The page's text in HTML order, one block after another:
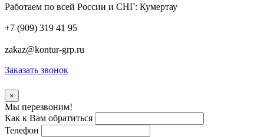
Работаем по всей России и СНГ: Кумертау
+7 (909) 319 41 95
zakaz@kontur-grp.ru
Заказать звонок
×
Мы перезвоним!
Как к Вам обратиться
Телефон